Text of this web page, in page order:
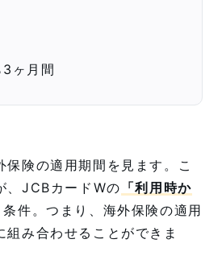
ヶ月間
保険の適用期間を見ます。こ
、JCBカードWの 「利用時か
条件。つまり、海外保険の適用
組み合わせることができま